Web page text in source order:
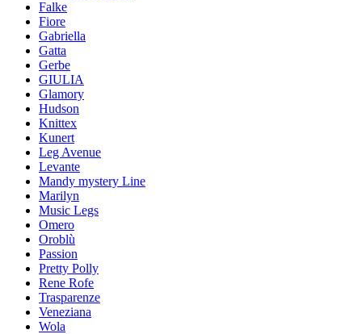
Falke
Fiore
Gabriella
Gatta
Gerbe
GIULIA
Glamory
Hudson
Knittex
Kunert
Leg Avenue
Levante
Mandy mystery Line
Marilyn
Music Legs
Omero
Oroblù
Passion
Pretty Polly
Rene Rofe
Trasparenze
Veneziana
Wola